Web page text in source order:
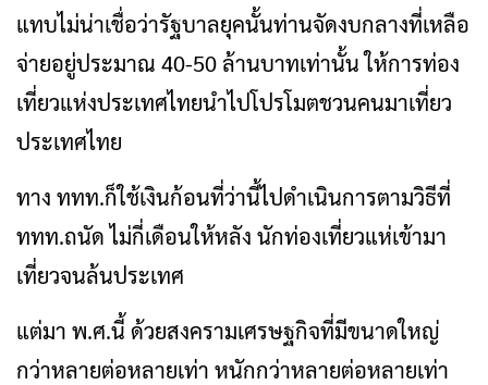
แทบไม่น่าเชื่อว่ารัฐบาลยุคนั้นท่านจัดงบกลางที่เหลือ
จ่ายอยู่ประมาณ 40-50 ล้านบาทเท่านั้น ให้การท่อง
เที่ยวแห่งประเทศไทยนำไปโปรโมตชวนคนมาเที่ยว
ประเทศไทย
ทาง ททท.ก็ใช้เงินก้อนที่ว่านี้ไปดำเนินการตามวิธีที่
ททท.ถนัด ไม่กี่เดือนให้หลัง นักท่องเที่ยวแห่เข้ามา
เที่ยวจนล้นประเทศ
แต่มา พ.ศ.นี้ ด้วยสงครามเศรษฐกิจที่มีขนาดใหญ่
กว่าหลายต่อหลายเท่า หนักกว่าหลายต่อหลายเท่า